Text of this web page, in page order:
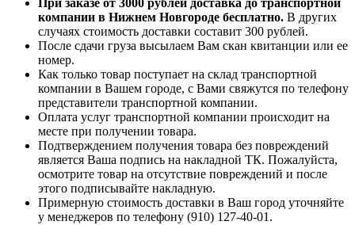
При заказе от 3000 рублей доставка до транспортной
компании в Нижнем Новгороде бесплатно. В других
случаях стоимость доставки составит 300 рублей.
После сдачи груза высылаем Вам скан квитанции или ее
номер.
Как только товар поступает на склад транспортной
компании в Вашем городе, с Вами свяжутся по телефону
представители транспортной компании.
Оплата услуг транспортной компании происходит на
месте при получении товара.
Подтверждением получения товара без повреждений
является Ваша подпись на накладной ТК. Пожалуйста,
осмотрите товар на отсутствие повреждений и после
этого подписывайте накладную.
Примерную стоимость доставки в Ваш город уточняйте
у менеджеров по телефону (910) 127-40-01 .